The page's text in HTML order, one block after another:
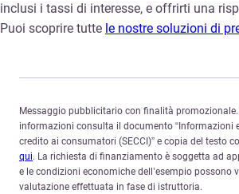
inclusi i tassi di interesse, e offrirti una
Puoi scoprire tutte le nostre soluzioni di
Messaggio pubblicitario con finalità
informazioni consulta il documento “Informazioni
credito ai consumatori (SECCI)” e copia del testo
qui. La richiesta di finanziamento è soggetta ad
e le condizioni economiche dell’esempio possono
valutazione effettuata in fase di istruttoria.